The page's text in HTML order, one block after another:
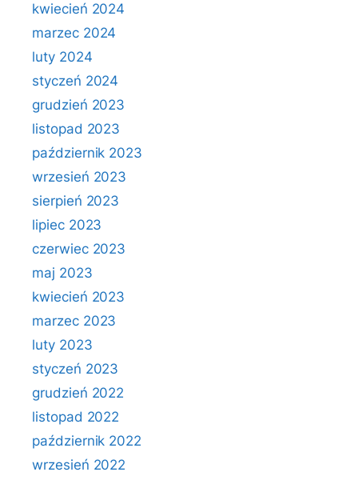
kwiecień 2024
marzec 2024
luty 2024
styczeń 2024
grudzień 2023
listopad 2023
październik 2023
wrzesień 2023
sierpień 2023
lipiec 2023
czerwiec 2023
maj 2023
kwiecień 2023
marzec 2023
luty 2023
styczeń 2023
grudzień 2022
listopad 2022
październik 2022
wrzesień 2022